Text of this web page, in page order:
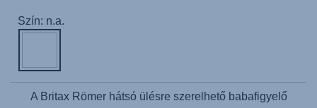
Szín: n.a.
A Britax Römer hátsó ülésre szerelhető babafigyelő